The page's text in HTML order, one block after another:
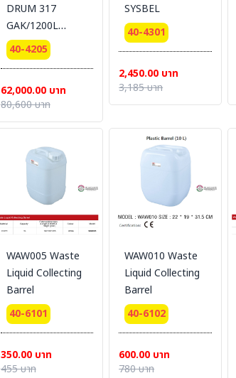
DRUM 317
GAK/1200L
LOADING 3500
KG.
40-4205
62,000.00 บาท
80,600 บาท
SYSBEL
40-4301
2,450.00 บาท
3,185 บาท
WAW005 Waste
Liquid Collecting
Barrel
40-6101
350.00 บาท
455 บาท
WAW010 Waste
Liquid Collecting
Barrel
40-6102
600.00 บาท
780 บาท